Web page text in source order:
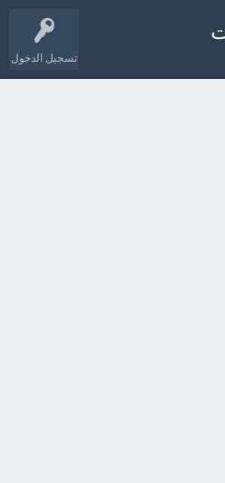
تسجيل الدخول